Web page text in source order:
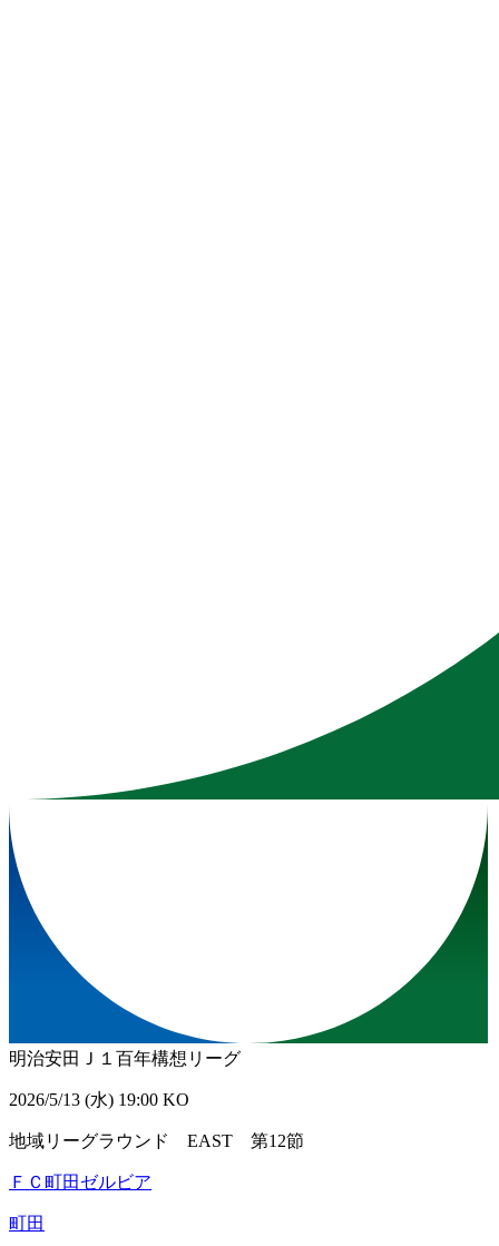
明治安田Ｊ１百年構想リーグ
2026/5/13 (水) 19:00 KO
地域リーグラウンド EAST 第12節
ＦＣ町田ゼルビア
町田